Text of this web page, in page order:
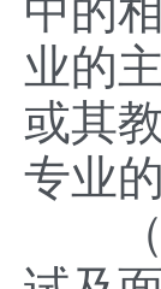
中的
业的
或其
专业
（七